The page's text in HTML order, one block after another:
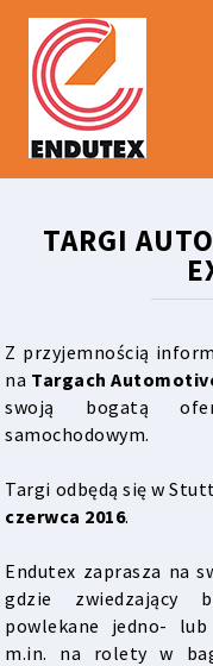
TARGI
Z przyjemnością
na Targach
swoją bogatą
samochodowym.
Targi odbędą się w
czerwca 2016.
Endutex zaprasza na
gdzie zwiedzający
powlekane jedno- lub
m.in. na rolety w